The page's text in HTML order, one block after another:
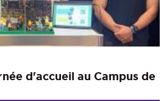
d'accueil au Campus de